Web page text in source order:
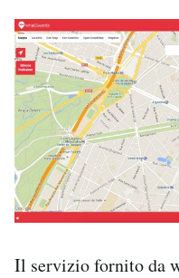
Il servizio fornito da